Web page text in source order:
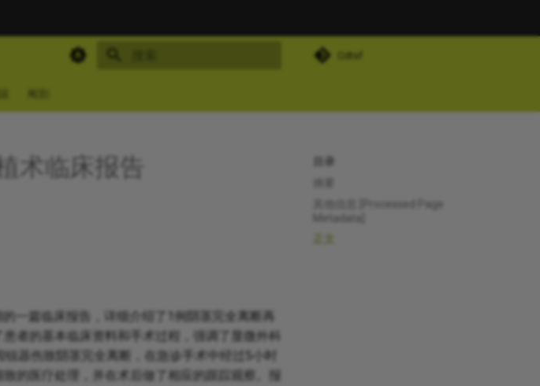
Cdtsf
其他信息 [Processed Page
Metadata]
术临床报告
一篇临床报告，详细介绍了1例阴茎完全离断再
者的基本临床资料和手术过程，强调了显微外科
器伤致阴茎完全离断，在急诊手术中经过5小时
的医疗处理，并在术后做了相应的跟踪观察。报